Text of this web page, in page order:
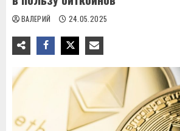
ВАЛЕРИЙ 24.05.2025